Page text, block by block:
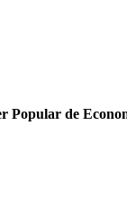
Popular de